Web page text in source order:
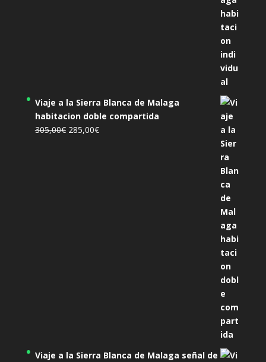
Viaje a la Sierra Blanca de Malaga
habitacion doble compartida
305,00€ El
285,00€El
Viaje a la Sierra Blanca de Malaga señal de